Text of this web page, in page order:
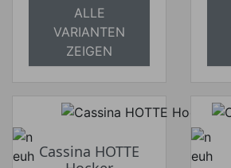
ALLE
VARIANTEN
ZEIGEN
Cassina HOTTE